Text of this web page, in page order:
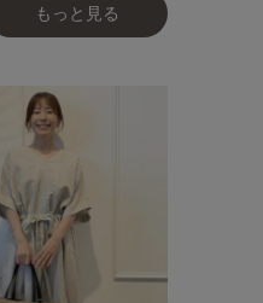
もっと見る